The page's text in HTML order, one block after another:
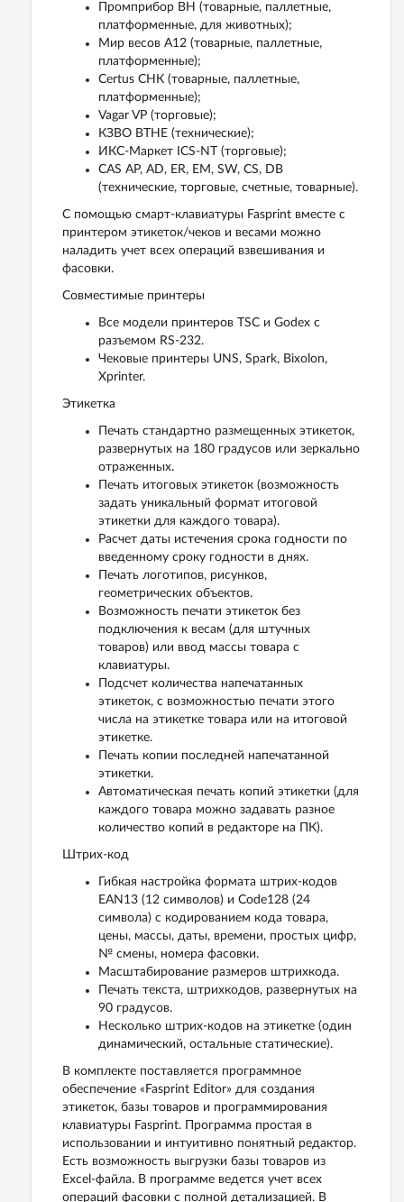
Промприбор ВН (товарные, паллетные,
платформенные, для животных);
Мир весов A12 (товарные, паллетные,
платформенные);
Certus СНК (товарные, паллетные,
платформенные);
Vagar VP (торговые);
КЗВО ВТНЕ (технические);
ИКС-Маркет ICS-NT (торговые);
CAS AP, AD, ER, EM, SW, CS, DB
(технические, торговые, счетные, товарные).
C помощью смарт-клавиатуры Fasprint вместе с
принтером этикеток/чеков и весами можно
наладить учет всех операций взвешивания и
фасовки.
Совместимые принтеры
Все модели принтеров TSC и Godex с
разъемом RS-232.
Чековые принтеры UNS, Spark, Bixolon,
Xprinter.
Этикетка
Печать стандартно размещенных этикеток,
развернутых на 180 градусов или зеркально
отраженных.
Печать итоговых этикеток (возможность
задать уникальный формат итоговой
этикетки для каждого товара).
Расчет даты истечения срока годности по
введенному сроку годности в днях.
Печать логотипов, рисунков,
геометрических объектов.
Возможность печати этикеток без
подключения к весам (для штучных
товаров) или ввод массы товара с
клавиатуры.
Подсчет количества напечатанных
этикеток, с возможностью печати этого
числа на этикетке товара или на итоговой
этикетке.
Печать копии последней напечатанной
этикетки.
Автоматическая печать копий этикетки (для
каждого товара можно задавать разное
количество копий в редакторе на ПК).
Штрих-код
Гибкая настройка формата штрих-кодов
EAN13 (12 символов) и Code128 (24
символа) с кодированием кода товара,
цены, массы, даты, времени, простых цифр,
№ смены, номера фасовки.
Масштабирование размеров штрихкода.
Печать текста, штрихкодов, развернутых на
90 градусов.
Несколько штрих-кодов на этикетке (один
динамический, остальные статические).
В комплекте поставляется программное
обеспечение «Fasprint Editor» для создания
этикеток, базы товаров и программирования
клавиатуры Fasprint. Программа простая в
использовании и интуитивно понятный редактор.
Есть возможность выгрузки базы товаров из
Excel-файла. В программе ведется учет всех
операций фасовки с полной детализацией. В